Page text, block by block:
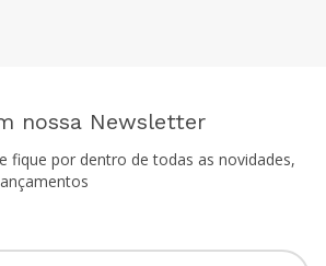
nossa Newsletter
fique por dentro de todas as novidades,